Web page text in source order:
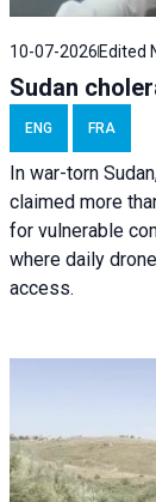
10-07-2026 Edited
Sudan
ENG FRA
In war-torn
claimed more
for vulnerable
where daily
access.